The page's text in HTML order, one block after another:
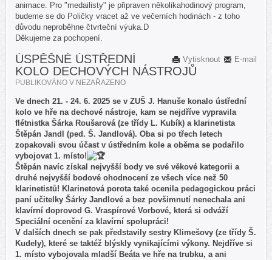
animace. Pro "medailisty" je připraven několikahodinový program,
budeme se do Poličky vracet až ve večerních hodinách - z toho
důvodu neproběhne čtvrteční výuka.D
Děkujeme za pochopení.
E-mail
Vytisknout
ÚSPĚŠNÉ ÚSTŘEDNÍ
KOLO DECHOVÝCH NÁSTROJŮ
PUBLIKOVÁNO V NEZAŘAZENO
Ve dnech 21. - 24. 6. 2025 se v ZUŠ J. Hanuše konalo ústřední
kolo ve hře na dechové nástroje, kam se nejdříve vypravila
flétnistka Šárka Roušarová (ze třídy L. Kubík) a klarinetista
Štěpán Jandl (ped. Š. Jandlová). Oba si po třech letech
zopakovali svou účast v ústředním kole a oběma se podařilo
vybojovat 1. místo!
Štěpán navíc získal nejvyšší body ve své věkové kategorii a
druhé nejvyšší bodové ohodnocení ze všech více než 50
klarinetistů! Klarinetová porota také ocenila pedagogickou práci
paní učitelky Šárky Jandlové a bez povšimnutí nenechala ani
klavírní doprovod G. Vraspírové Vorbové, která si odváží
Speciální ocenění za klavírní spolupráci!
V dalších dnech se pak představily sestry Klimešovy (ze třídy Š.
Kudely), které se taktéž blýskly vynikajícími výkony. Nejdříve si
1. místo vybojovala mladší Beáta ve hře na trubku, a ani